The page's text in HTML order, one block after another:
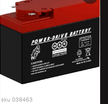
sku 038463